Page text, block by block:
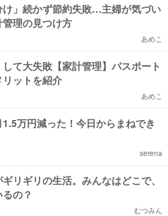
け」続かず節約失敗…主婦が気づい
理の見つけ方
あめこ
て大失敗【家計管理】パスポート
ットを紹介
あめこ
万円減った！今日からまねでき
serena
リギリの生活。みんなはどこで、
の？
むつみん